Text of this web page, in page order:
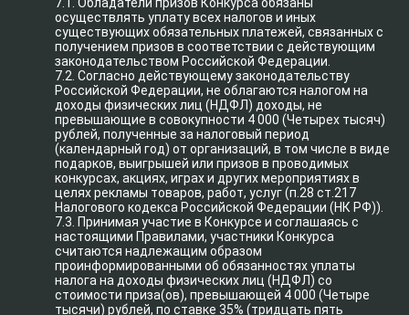
осуществлять уплату всех налогов и иных
существующих обязательных платежей, связанных с
получением призов в соответствии с действующим
законодательством Российской Федерации.
7.2. Согласно действующему законодательству
Российской Федерации, не облагаются налогом на
доходы физических лиц (НДФЛ) доходы, не
превышающие в совокупности 4 000 (Четырех тысяч)
рублей, полученные за налоговый период
(календарный год) от организаций, в том числе в виде
подарков, выигрышей или призов в проводимых
конкурсах, акциях, играх и других мероприятиях в
целях рекламы товаров, работ, услуг (п.28 ст.217
Налогового кодекса Российской Федерации (НК РФ)).
7.3. Принимая участие в Конкурсе и соглашаясь с
настоящими Правилами, участники Конкурса
считаются надлежащим образом
проинформированными об обязанностях уплаты
налога на доходы физических лиц (НДФЛ) со
стоимости приза(ов), превышающей 4 000 (Четыре
тысячи) рублей, по ставке 35% (тридцать пять